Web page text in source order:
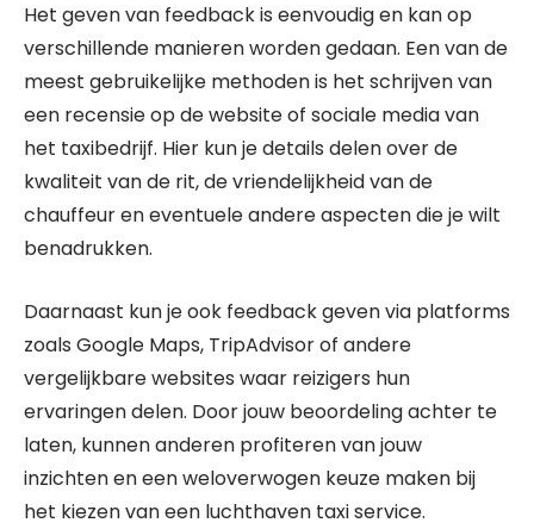
Het geven van feedback is eenvoudig en kan op
verschillende manieren worden gedaan. Een van de
meest gebruikelijke methoden is het schrijven van
een recensie op de website of sociale media van
het taxibedrijf. Hier kun je details delen over de
kwaliteit van de rit, de vriendelijkheid van de
chauffeur en eventuele andere aspecten die je wilt
benadrukken.
Daarnaast kun je ook feedback geven via platforms
zoals Google Maps, TripAdvisor of andere
vergelijkbare websites waar reizigers hun
ervaringen delen. Door jouw beoordeling achter te
laten, kunnen anderen profiteren van jouw
inzichten en een weloverwogen keuze maken bij
het kiezen van een luchthaven taxi service.